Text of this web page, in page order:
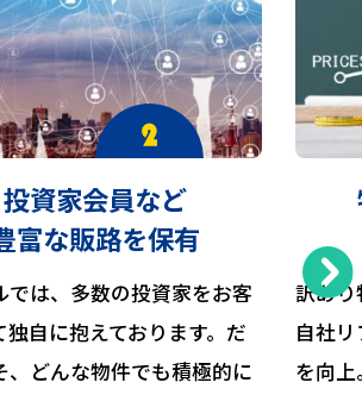
投資家会員など
富な販路を保有
では、多数の投資家をお客
独自に抱えております。だ
、どんな物件でも積極的に
訳あ
自社
を向